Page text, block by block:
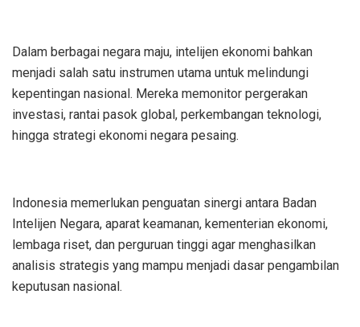
Dalam berbagai negara maju, intelijen ekonomi bahkan
menjadi salah satu instrumen utama untuk melindungi
kepentingan nasional. Mereka memonitor pergerakan
investasi, rantai pasok global, perkembangan teknologi,
hingga strategi ekonomi negara pesaing.
Indonesia memerlukan penguatan sinergi antara Badan
Intelijen Negara, aparat keamanan, kementerian ekonomi,
lembaga riset, dan perguruan tinggi agar menghasilkan
analisis strategis yang mampu menjadi dasar pengambilan
keputusan nasional.